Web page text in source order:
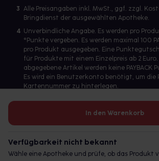
In den Warenkorb
Verfügbarkeit nicht bekannt
Wähle eine Apotheke und prüfe, ob das Produkt
3 Alle Preisangaben inkl. MwSt., ggf. zzgl.
Bringdienst der ausgewählten Apotheke.
4 Unverbindliche Angabe. Es werden pro
°Punkte vergeben. Es werden maximal 100
pro Produkt ausgegeben. Eine
für Produkte mit einem Einzelpreis ab 2
abgegebene Artikel werden keine PAYBACK
Es wird ein Benutzerkonto benötigt, um die
Kartennummer zu hinterlegen.
Betreiber des Portals und verantwortlich:
© 2026 gesund.de GmbH & Co. KG